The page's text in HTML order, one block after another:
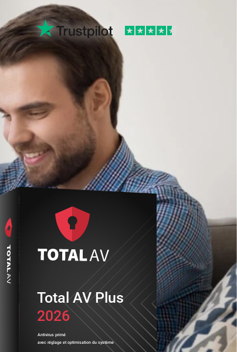
2026
Antivirus primé
avec réglage et optimisation du système
Total AV Plus